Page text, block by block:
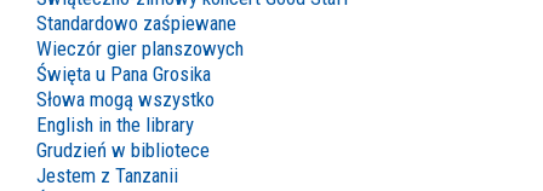
Standardowo zaśpiewane
Wieczór gier planszowych
Święta u Pana Grosika
Słowa mogą wszystko
English in the library
Grudzień w bibliotece
Jestem z Tanzanii